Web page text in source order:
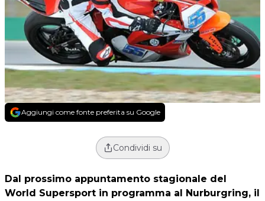
Aggiungi come fonte preferita su Google
Condividi su
Dal prossimo appuntamento stagionale del
World Supersport in programma al Nurburgring, il